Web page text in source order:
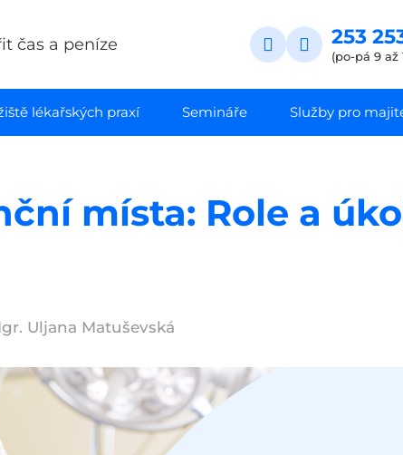
čas a peníze 253
(po-pá 9 až
lékařských praxí Semináře Služby pro
místa: Role a
Uljana Matuševská